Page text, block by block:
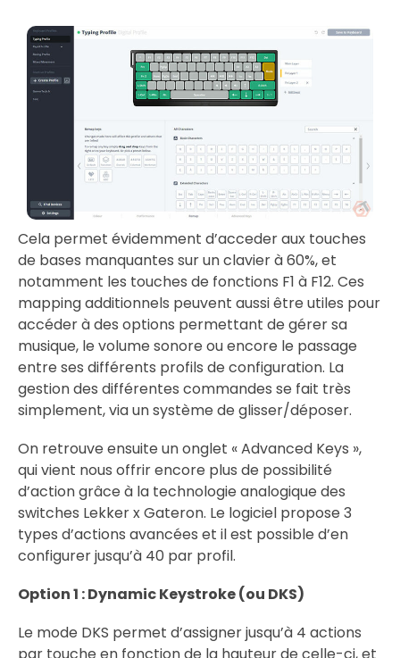
Cela permet évidemment d’acceder aux touches
de bases manquantes sur un clavier à 60%, et
notamment les touches de fonctions F1 à F12. Ces
mapping additionnels peuvent aussi être utiles pour
accéder à des options permettant de gérer sa
musique, le volume sonore ou encore le passage
entre ses différents profils de configuration. La
gestion des différentes commandes se fait très
simplement, via un système de glisser/déposer.
On retrouve ensuite un onglet « Advanced Keys »,
qui vient nous offrir encore plus de possibilité
d’action grâce à la technologie analogique des
switches Lekker x Gateron. Le logiciel propose 3
types d’actions avancées et il est possible d’en
configurer jusqu’à 40 par profil.
Option 1 : Dynamic Keystroke (ou DKS)
Le mode DKS permet d’assigner jusqu’à 4 actions